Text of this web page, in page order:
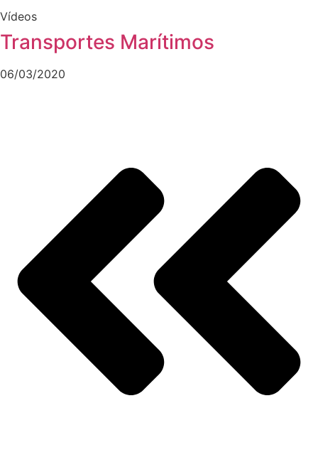
Vídeos
Transportes Marítimos
06/03/2020